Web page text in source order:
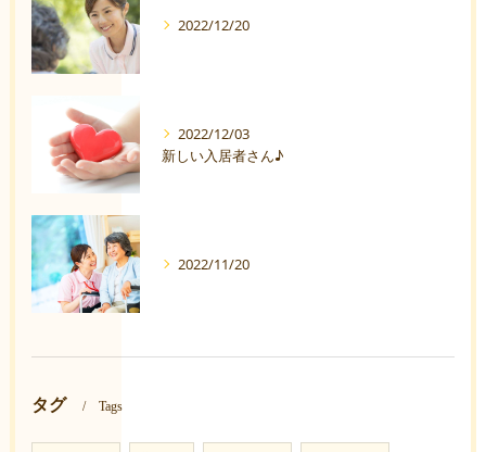
2022/12/20
2022/12/03
新しい入居者さん♪
2022/11/20
タグ Tags